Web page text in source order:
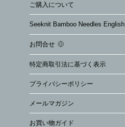
ご購入について
Seeknit Bamboo Needles English
お問合せ
特定商取引法に基づく表示
プライバシーポリシー
メールマガジン
お買い物ガイド